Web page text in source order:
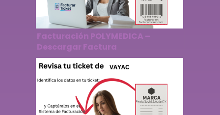
Facturación POLYMEDICA –
Descargar Factura